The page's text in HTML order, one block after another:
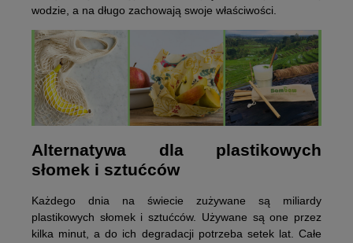
wodzie, a na długo zachowają swoje właściwości.
Alternatywa dla plastikowych
słomek i sztućców
Każdego dnia na świecie zużywane są miliardy
plastikowych słomek i sztućców. Używane są one przez
kilka minut, a do ich degradacji potrzeba setek lat. Całe